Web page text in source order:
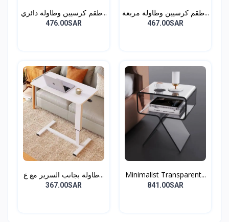
طقم كرسيين وطاولة دائري...
476.00SAR
طقم كرسيين وطاولة مربعة...
467.00SAR
طاولة بجانب السرير مع ع...
367.00SAR
Minimalist Transparent...
841.00SAR